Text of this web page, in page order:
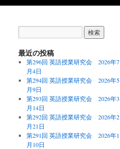
最近の投稿
第296回 英語授業研究会 2026年7
月4日
第294回 英語授業研究会 2026年5
月9日
第293回 英語授業研究会 2026年3
月14日
第292回 英語授業研究会 2026年2
月21日
第291回 英語授業研究会 2026年1
月10日